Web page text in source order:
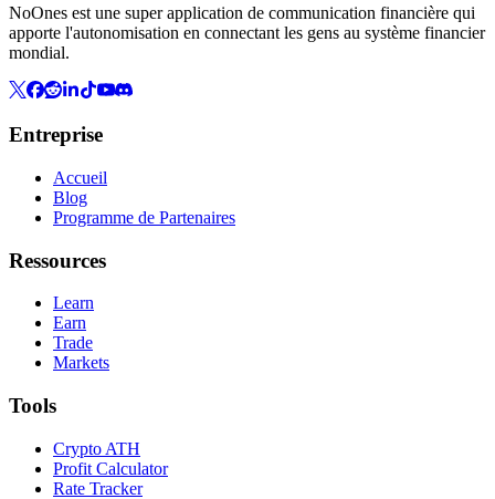
NoOnes est une super application de communication financière qui
apporte l'autonomisation en connectant les gens au système financier
mondial.
Entreprise
Accueil
Blog
Programme de Partenaires
Ressources
Learn
Earn
Trade
Markets
Tools
Crypto ATH
Profit Calculator
Rate Tracker